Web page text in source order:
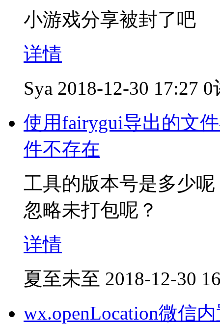
小游戏分享被封了吧
详情
Sya 2018-12-30 17:27 0
使用fairygui导出的文
件不存在
工具的版本号是多少
忽略未打包呢？
详情
夏至未至 2018-12-30
wx.openLocation微信